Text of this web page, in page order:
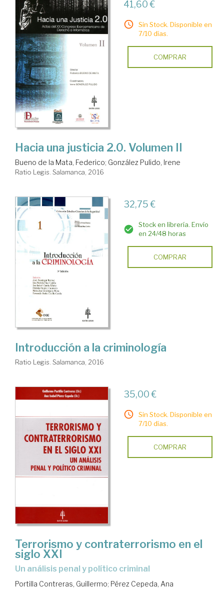
41,60 €
Sin Stock. Disponible en
7/10 días.
COMPRAR
Hacia una justicia 2.0. Volumen II
Bueno de la Mata, Federico; González Pulido, Irene
Ratio Legis. Salamanca, 2016
32,75 €
Stock en librería. Envío
en 24/48 horas
COMPRAR
Introducción a la criminología
Ratio Legis. Salamanca, 2016
35,00 €
Sin Stock. Disponible en
7/10 días.
COMPRAR
Terrorismo y contraterrorismo en el
siglo XXI
un análisis penal y político criminal
Portilla Contreras, Guillermo; Pérez Cepeda, Ana